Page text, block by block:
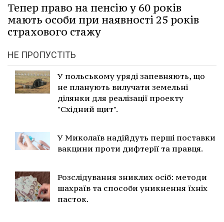
Тепер право на пенсію у 60 років
мають особи при наявності 25 років
страхового стажу
НЕ ПРОПУСТІТЬ
У польському уряді запевняють, що
не планують вилучати земельні
ділянки для реалізації проекту
"Східний щит".
У Миколаїв надійдуть перші поставки
вакцини проти дифтерії та правця.
Розслідування зниклих осіб: методи
шахраїв та способи уникнення їхніх
пасток.